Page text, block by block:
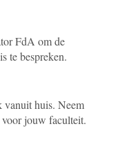
FdA om de
te bespreken.
vanuit huis. Neem
jouw faculteit.